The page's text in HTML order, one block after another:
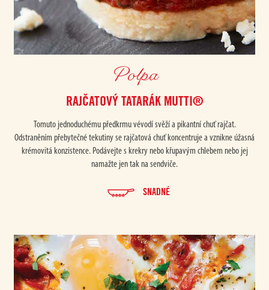
Polpa
RAJČATOVÝ TATARÁK MUTTI®
Tomuto jednoduchému předkrmu vévodí svěží a pikantní chuť rajčat.
Odstraněním přebytečné tekutiny se rajčatová chuť koncentruje a vznikne úžasná
krémovitá konzistence. Podávejte s krekry nebo křupavým chlebem nebo jej
namažte jen tak na sendviče.
SNADNÉ